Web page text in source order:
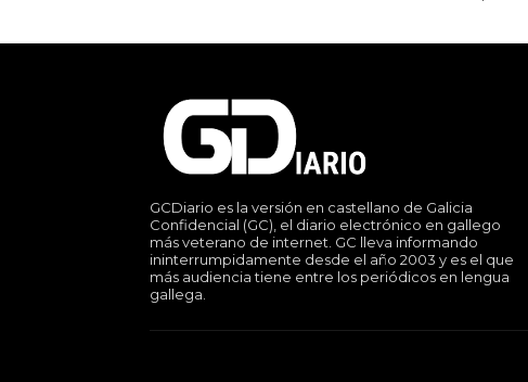
GCDiario es la versión en castellano de Galicia
Confidencial (GC), el diario electrónico en gallego
más veterano de internet. GC lleva informando
ininterrumpidamente desde el año 2003 y es el que
más audiencia tiene entre los periódicos en lengua
gallega.